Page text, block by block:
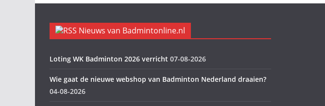
Nieuws van Badmintonline.nl
Loting WK Badminton 2026 verricht 07-08-2026
Wie gaat de nieuwe webshop van Badminton Nederland draaien?
04-08-2026